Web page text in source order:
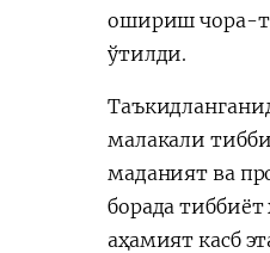
ошириш чора-
ўтилди.
малакали
маданият ва
борада
аҳамият касб